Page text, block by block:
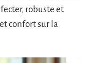
robuste et
confort sur la